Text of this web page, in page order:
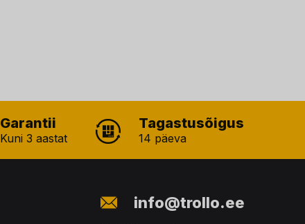
Garantii
Kuni 3 aastat
Tagastusõigus
14 päeva
info@trollo.ee